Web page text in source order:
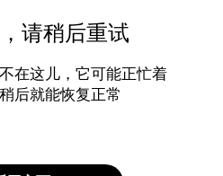
请稍后重试
在这儿，它可能正忙着
后就能恢复正常